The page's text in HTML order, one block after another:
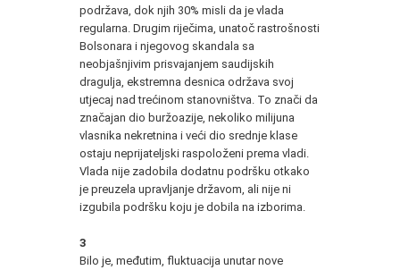
podržava, dok njih 30% misli da je vlada
regularna. Drugim riječima, unatoč rastrošnosti
Bolsonara i njegovog skandala sa
neobjašnjivim prisvajanjem saudijskih
dragulja, ekstremna desnica održava svoj
utjecaj nad trećinom stanovništva. To znači da
značajan dio buržoazije, nekoliko milijuna
vlasnika nekretnina i veći dio srednje klase
ostaju neprijateljski raspoloženi prema vladi.
Vlada nije zadobila dodatnu podršku otkako
je preuzela upravljanje državom, ali nije ni
izgubila podršku koju je dobila na izborima.
3
Bilo je, međutim, fluktuacija unutar nove